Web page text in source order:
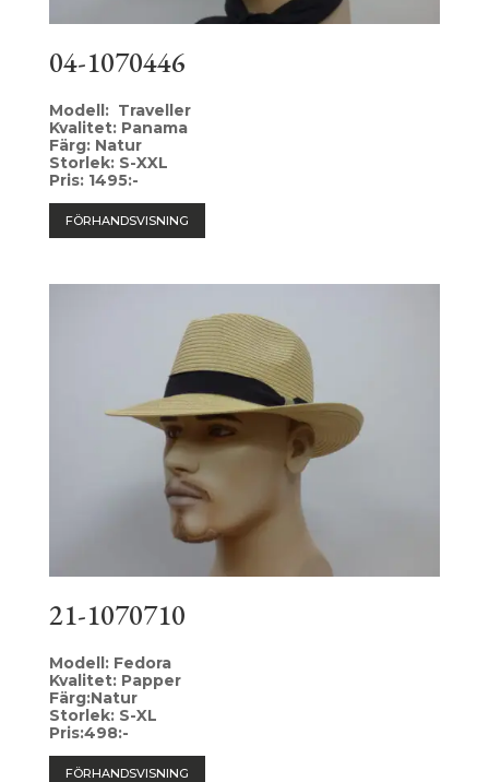
04-1070446
Modell: Traveller
Kvalitet: Panama
Färg: Natur
Storlek: S-XXL
Pris: 1495:-
FÖRHANDSVISNING
21-1070710
Modell: Fedora
Kvalitet: Papper
Färg:Natur
Storlek: S-XL
Pris:498:-
FÖRHANDSVISNING